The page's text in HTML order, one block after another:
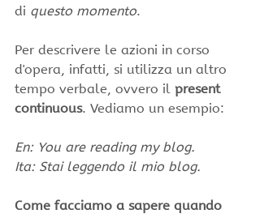
di questo momento.
Per descrivere le azioni in corso
d'opera, infatti, si utilizza un altro
tempo verbale, ovvero il present
continuous. Vediamo un esempio:
En: You are reading my blog.
Ita: Stai leggendo il mio blog.
Come facciamo a sapere quando